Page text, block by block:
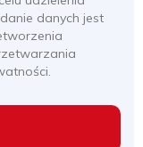
danych jest